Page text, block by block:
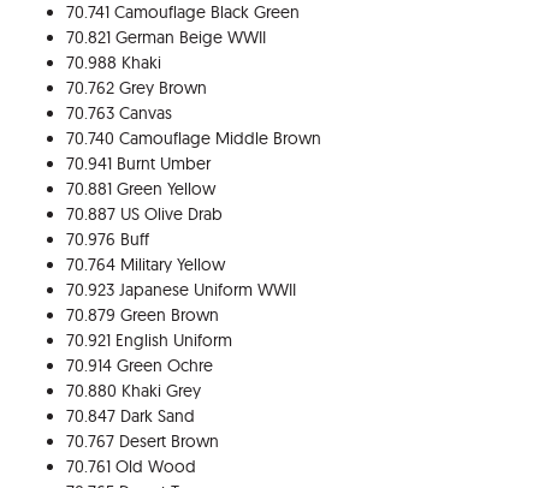
70.741 Camouflage Black Green
70.821 German Beige WWII
70.988 Khaki
70.762 Grey Brown
70.763 Canvas
70.740 Camouflage Middle Brown
70.941 Burnt Umber
70.881 Green Yellow
70.887 US Olive Drab
70.976 Buff
70.764 Military Yellow
70.923 Japanese Uniform WWII
70.879 Green Brown
70.921 English Uniform
70.914 Green Ochre
70.880 Khaki Grey
70.847 Dark Sand
70.767 Desert Brown
70.761 Old Wood